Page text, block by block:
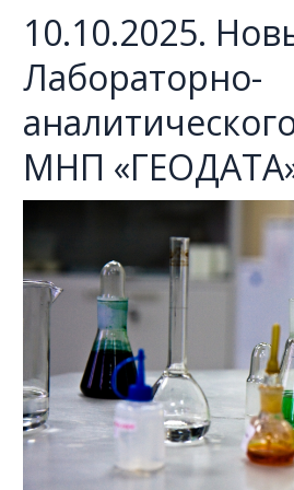
10.10.2025.
Лабораторно-
МНП